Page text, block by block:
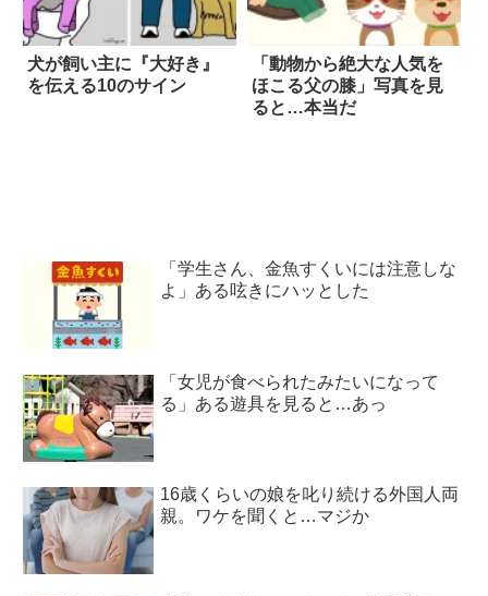
犬が飼い主に『大好き』
を伝える10のサイン
「動物から絶大な人気を
ほこる父の膝」写真を見
ると…本当だ
「学生さん、金魚すくいには注意しな
よ」ある呟きにハッとした
「女児が食べられたみたいになって
る」ある遊具を見ると…あっ
16歳くらいの娘を叱り続ける外国人両
親。ワケを聞くと…マジか